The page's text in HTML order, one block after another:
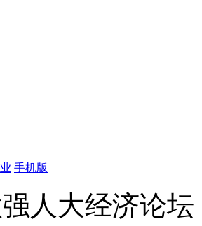
手机版
人大经济论